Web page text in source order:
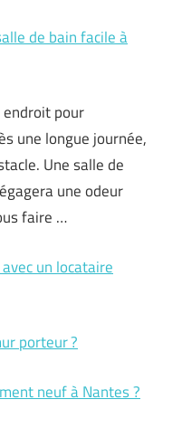
de bain facile à
pour
une longue journée,
Une salle de
une odeur
faire …
un locataire
porteur ?
neuf à Nantes ?